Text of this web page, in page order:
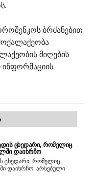
ბრძანებით
მიღების
ᲪᲮᲔᲓᲐᲠᲘ, ᲠᲝᲛᲔᲚᲘᲪ
ᲓᲐᲘᲮᲠᲩᲝ
ცხედარი, რომელიც
დაიხრჩო. არსებული